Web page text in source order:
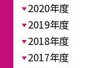
2020年度
2019年度
2018年度
2017年度